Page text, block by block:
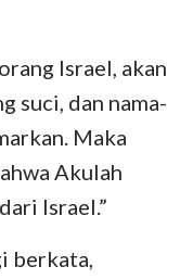
Israel, akan
suci, dan nama-
Maka
Akulah
Israel.”
berkata,